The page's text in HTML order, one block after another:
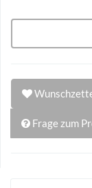
Frage zum